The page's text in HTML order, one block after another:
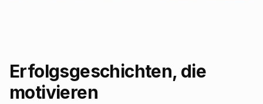
Erfolgsgeschichten, die
motivieren